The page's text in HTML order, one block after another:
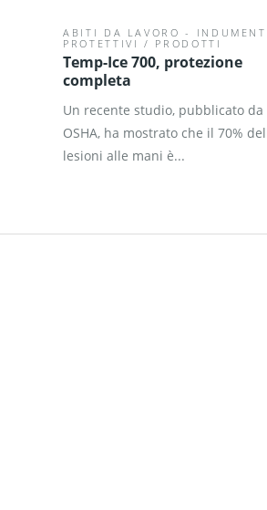
ABITI DA LAVORO -
PROTETTIVI / PRODOTTI
Temp-Ice 700, protezione
completa
Un recente studio, pubblicato da
OSHA, ha mostrato che il 70%
lesioni alle mani è...